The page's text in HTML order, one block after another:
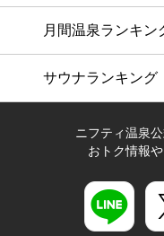
月間温泉ランキン
サウナランキング
ニフティ温泉
おトク情報